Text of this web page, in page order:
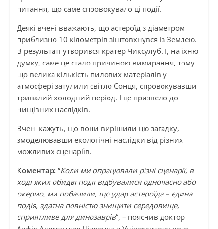
питання, що саме спровокувало ці події.
Деякі вчені вважають, що астероїд з діаметром
приблизно 10 кілометрів зіштовхнувся із Землею.
В результаті утворився кратер Чиксулуб. І, на їхню
думку, саме це стало причиною вимирання, тому
що велика кількість пилових матеріалів у
атмосфері затулили світло Сонця, спровокувавши
тривалий холодний період. І це призвело до
нищівних наслідків.
Вчені кажуть, що вони вирішили цю загадку,
змоделювавши екологічні наслідки від різних
можливих сценаріїв.
Коментар: “Коли ми опрацювали різні сценарії, в
ході яких обидві події відбувалися одночасно або
окермо, ми побачили, що удар астероїда – єдина
подія, здатна повністю знищити середовище,
сприятливе для динозаврів“, – пояснив доктор